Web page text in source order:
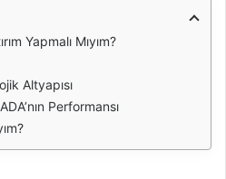
Yapmalı Mıyım?
Altyapısı
Performansı